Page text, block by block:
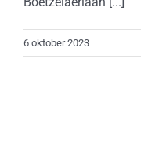
6 oktober 2023